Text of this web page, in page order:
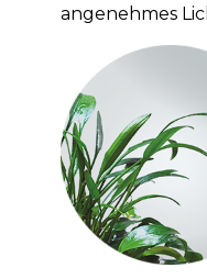
angenehmes